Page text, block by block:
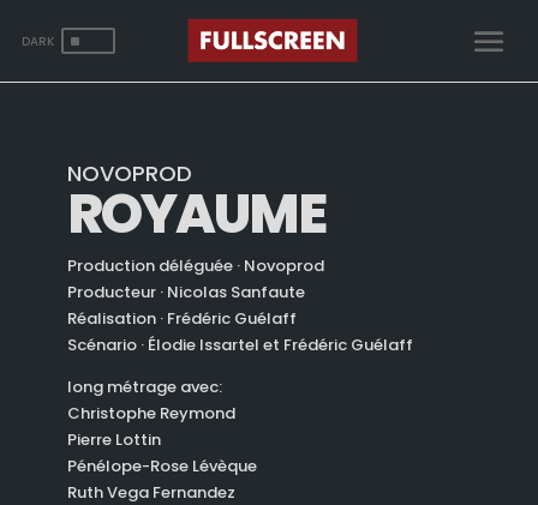
^
NOVOPROD
ROYAUME
Production déléguée · Novoprod
Producteur · Nicolas Sanfaute
Réalisation · Frédéric Guélaff
Scénario · Élodie Issartel et Frédéric Guélaff
long métrage avec:
Christophe Reymond
Pierre Lottin
Pénélope-Rose Lévèque
Ruth Vega Fernandez